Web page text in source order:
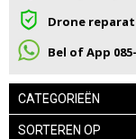
Drone
Bel of App 085-
CATEGORIEËN
SORTEREN OP